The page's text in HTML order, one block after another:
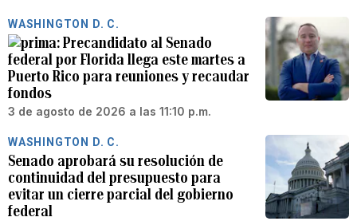
WASHINGTON D. C.
Precandidato al Senado
federal por Florida llega este martes a
Puerto Rico para reuniones y recaudar
fondos
3 de agosto de 2026 a las 11:10 p.m.
WASHINGTON D. C.
Senado aprobará su resolución de
continuidad del presupuesto para
evitar un cierre parcial del gobierno
federal